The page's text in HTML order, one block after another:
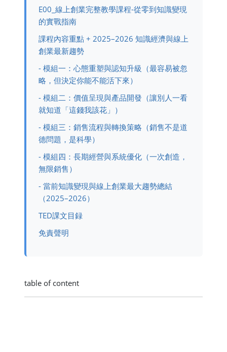
E00_線上創業完整教學課程-從零到知識變現
的實戰指南
課程內容重點 + 2025–2026 知識經濟與線上
創業最新趨勢
- 模組一：心態重塑與認知升級（最容易被忽
略，但決定你能不能活下來）
- 模組二：價值呈現與產品開發（讓別人一看
就知道「這錢我該花」）
- 模組三：銷售流程與轉換策略（銷售不是道
德問題，是科學）
- 模組四：長期經營與系統優化（一次創造，
無限銷售）
- 當前知識變現與線上創業最大趨勢總結
（2025–2026）
TED課文目録
免責聲明
table of content